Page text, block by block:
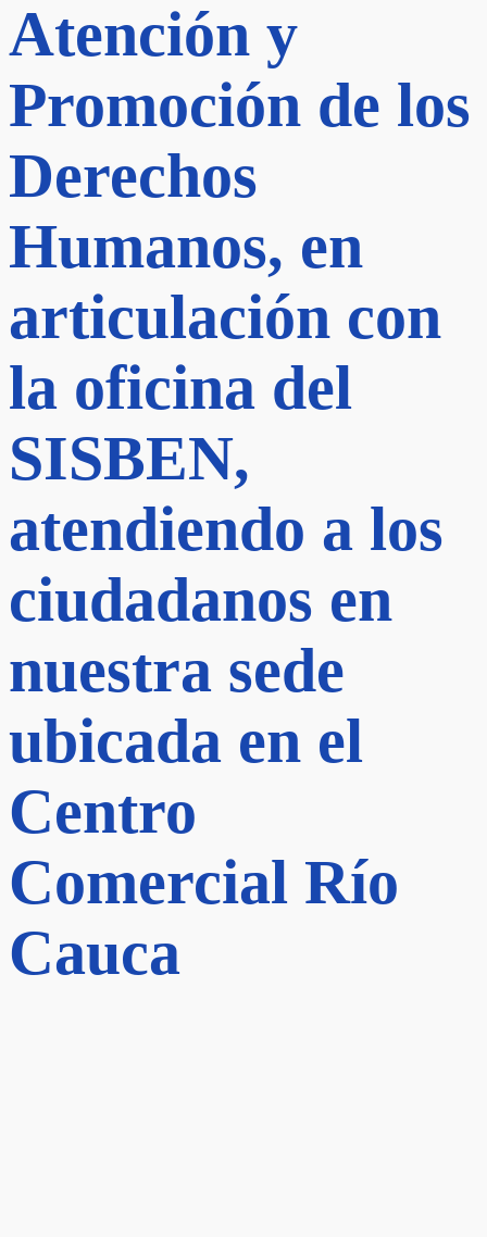
Atención y
Promoción de los
Derechos
Humanos, en
articulación con
la oficina del
SISBEN,
atendiendo a los
ciudadanos en
nuestra sede
ubicada en el
Centro
Comercial Río
Cauca